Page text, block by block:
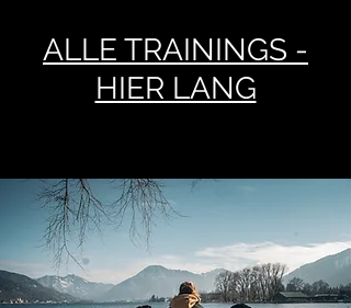
ALLE TRAININGS -
HIER LANG